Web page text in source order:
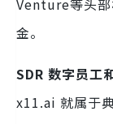
Venture等头
金。
SDR 数字员工
x11.ai 就属于